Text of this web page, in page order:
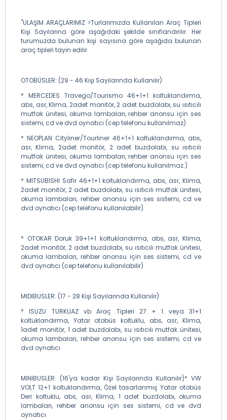
"ULAŞIM ARAÇLARIMIZ >Turlarımızda Kullanılan Araç Tipleri
Kişi Sayılarına göre aşağıdaki şekilde sınıflandırılır. Her
turumuzda bulunan kişi sayısına göre aşağıda bulunan
araç tipleri tayin edilir.
OTOBÜSLER: (29 - 46 Kişi Sayılarında Kullanılır)
* MERCEDES Travego/Tourismo 46+1+1 koltuklandırma,
abs, asr, Klima, 2adet monitör, 2 adet buzdolabı, su ısıtıcılı
mutfak ünitesi, okuma lambaları, rehber anonsu için ses
sistemi, cd ve dvd oynatıcı (cep telefonu kullanılmaz)
* NEOPLAN Cityliner/Tourliner 46+1+1 koltuklandırma, abs,
asr, Klima, 2adet monitör, 2 adet buzdolabı, su ısıtıcılı
mutfak ünitesi, okuma lambaları, rehber anonsu için ses
sistemi, cd ve dvd oynatıcı (cep telefonu kullanılmaz.)
* MITSUBISHI Safir 46+1+1 koltuklandırma, abs, asr, Klima,
2adet monitör, 2 adet buzdolabı, su ısıtıcılı mutfak ünitesi,
okuma lambaları, rehber anonsu için ses sistemi, cd ve
dvd oynatıcı (cep telefonu kullanılabilir)
* OTOKAR Doruk 39+1+1 koltuklandırma, abs, asr, Klima,
2adet monitör, 2 adet buzdolabı, su ısıtıcılı mutfak ünitesi,
okuma lambaları, rehber anonsu için ses sistemi, cd ve
dvd oynatıcı (cep telefonu kullanılabilir)
MIDIBUSLER: (17 - 28 Kişi Sayılarında Kullanılır)
* ISUZU TURKUAZ vb Araç Tipleri 27 + 1 veya 31+1
koltuklandırma, Yatar otobüs koltuklu, abs, asr, Klima,
1adet monitör, 1 adet buzdolabı, su ısıtıcılı mutfak ünitesi,
okuma lambaları, rehber anonsu için ses sistemi, cd ve
dvd oynatıcı
MINIBUSLER: (16'ya kadar Kişi Sayılarında Kullanılır)* VW
VOLT 12+1 koltuklandırma, Özel tasarlanmış Yatar otobüs
Deri koltuklu, abs, asr, Klima, 1 adet buzdolabı, okuma
lambaları, rehber anonsu için ses sistemi, cd ve dvd
oynatıcı